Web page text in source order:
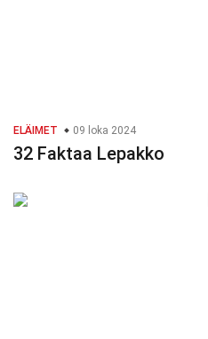
ELÄIMET 09 loka 2024
32 Faktaa Lepakko